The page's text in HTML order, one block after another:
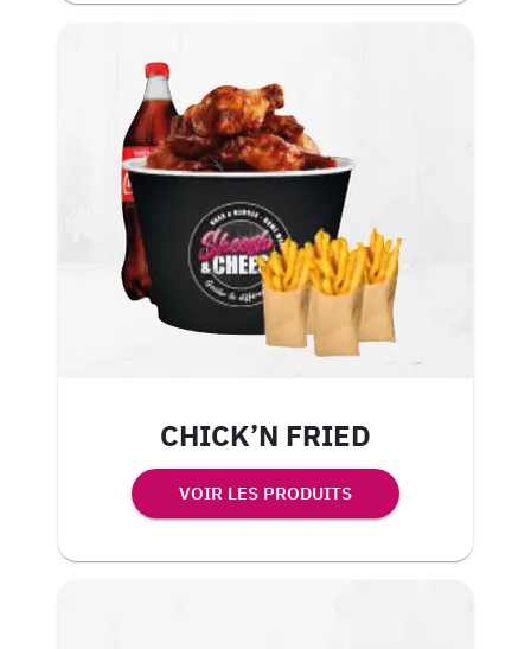
CHICK’N FRIED
VOIR LES PRODUITS